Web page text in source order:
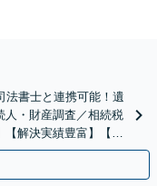
法書士と連携可能！遺
人・財産調査／相続税
【解決実績豊富】【電